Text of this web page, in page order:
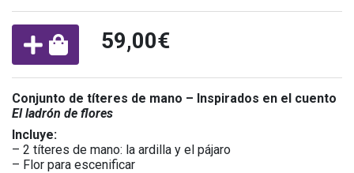
59,00€
Conjunto de títeres de mano – Inspirados en el cuento
El ladrón de flores
Incluye:
– 2 títeres de mano: la ardilla y el pájaro
– Flor para escenificar